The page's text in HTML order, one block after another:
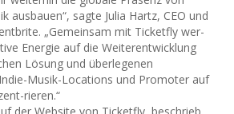
ausbauen“, sagte Julia Hartz, CEO und
„Gemeinsam mit Ticketfly wer-
Energie auf die Weiterentwicklung
Lösung und überlegenen
Musik-Locations und Promoter auf
rieren.“